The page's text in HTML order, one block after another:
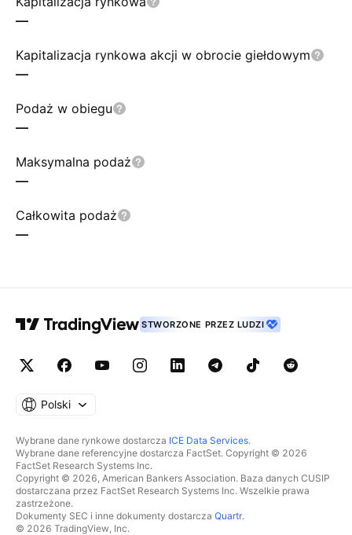
—
Kapitalizacja rynkowa akcji w obrocie giełdowym
—
Podaż w obiegu
—
Maksymalna podaż
—
Całkowita podaż
—
STWORZONE PRZEZ LUDZI
Polski
Wybrane dane rynkowe dostarcza ICE Data Services.
Wybrane dane referencyjne dostarcza FactSet. Copyright © 2026
FactSet Research Systems Inc.
Copyright © 2026, American Bankers Association. Baza danych CUSIP
dostarczana przez FactSet Research Systems Inc. Wszelkie prawa
zastrzeżone.
Dokumenty SEC i inne dokumenty dostarcza Quartr.
© 2026 TradingView, Inc.